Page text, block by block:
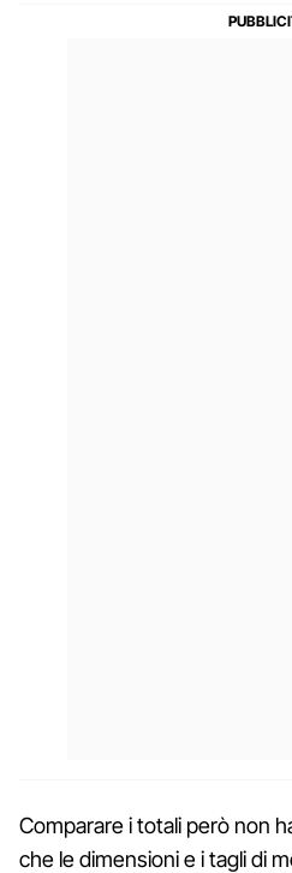
Comparare i totali però non
che le dimensioni e i tagli di